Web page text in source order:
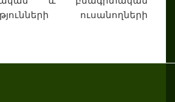
ուսանողների